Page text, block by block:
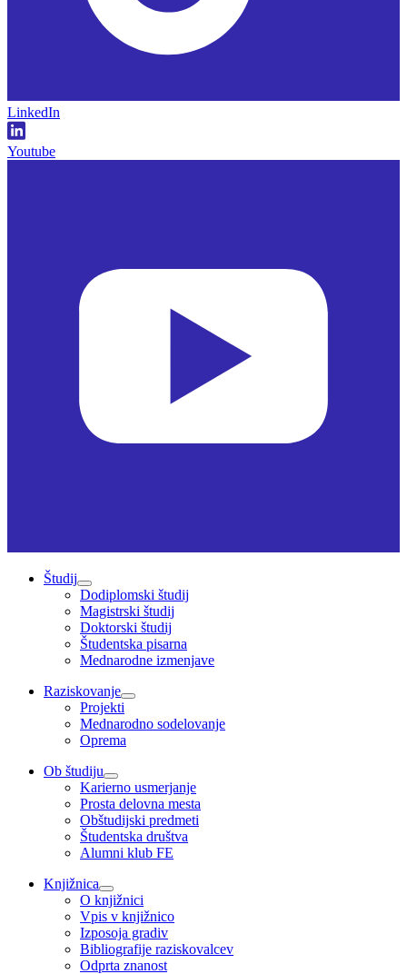
LinkedIn
Youtube
Študij
Dodiplomski študij
Magistrski študij
Doktorski študij
Študentska pisarna
Mednarodne izmenjave
Raziskovanje
Projekti
Mednarodno sodelovanje
Oprema
Ob študiju
Karierno usmerjanje
Prosta delovna mesta
Obštudijski predmeti
Študentska društva
Alumni klub FE
Knjižnica
O knjižnici
Vpis v knjižnico
Izposoja gradiv
Bibliografije raziskovalcev
Odprta znanost